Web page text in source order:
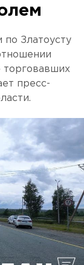
Златоусту
торговавших
пресс-